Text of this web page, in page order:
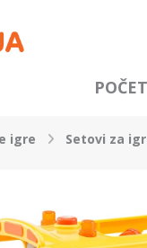
igre Setovi za